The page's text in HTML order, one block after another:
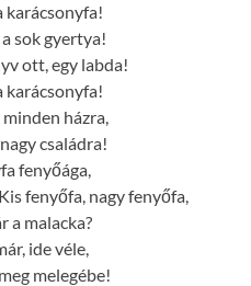
karácsonyfa!
sok gyertya!
ott, egy labda!
karácsonyfa!
házra,
családra!
fenyőága,
fenyőfa, nagy fenyőfa,
a malacka?
ide véle,
melegébe!